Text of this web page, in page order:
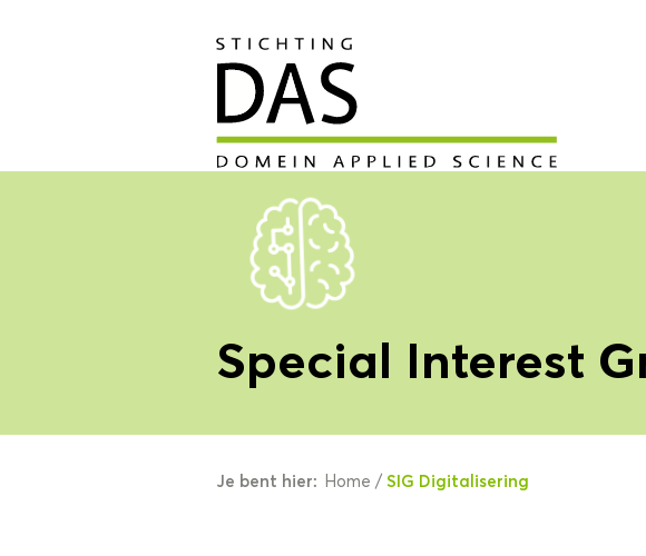
Special Interest
Je bent hier: Home / SIG Digitalisering